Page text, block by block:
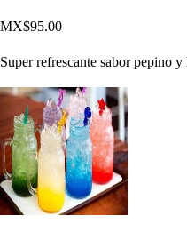
MX$95.00
Super refrescante sabor pepino